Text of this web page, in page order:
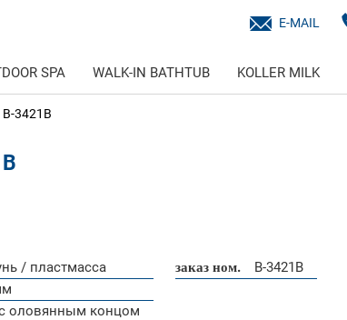
E-MAIL
SPA WALK-IN BATHTUB KOLLER MILK
B-3421B
/ пластмасса
оловянным концом
заказ ном. B-3421B